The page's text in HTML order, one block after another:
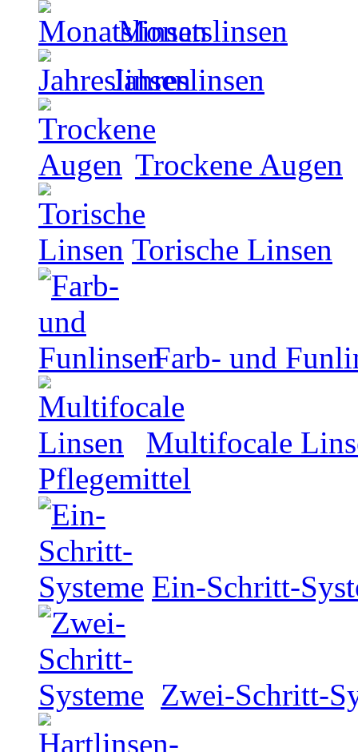
Monatslinsen
Jahreslinsen
Trockene Augen
Torische Linsen
Farb- und
Multifocale
Pflegemittel
Ein-Schritt-
Zwei-Schritt-